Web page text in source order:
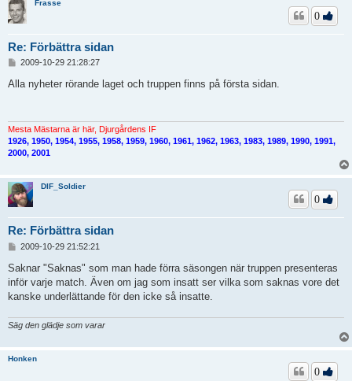
Frasse
Re: Förbättra sidan
0
l
2009-10-29 21:28:27
Alla nyheter rörande laget och truppen finns på första sidan.
Mesta Mästarna är här, Djurgårdens IF
1926, 1950, 1954, 1955, 1958, 1959, 1960, 1961, 1962, 1963, 1983, 1989, 1990, 1991,
2000, 2001
DIF_Soldier
Re: Förbättra sidan
0
l
ä
g
g
2009-10-29 21:52:21
Saknar "Saknas" som man hade förra säsongen när truppen presenteras
inför varje match. Även om jag som insatt ser vilka som saknas vore det
kanske underlättande för den icke så insatte.
Säg den glädje som varar
Honken
0